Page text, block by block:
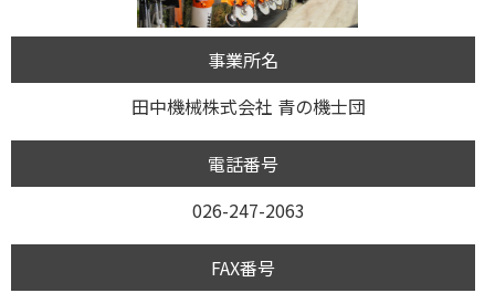
事業所名
田中機械株式会社 青の機士団
電話番号
026-247-2063
FAX番号